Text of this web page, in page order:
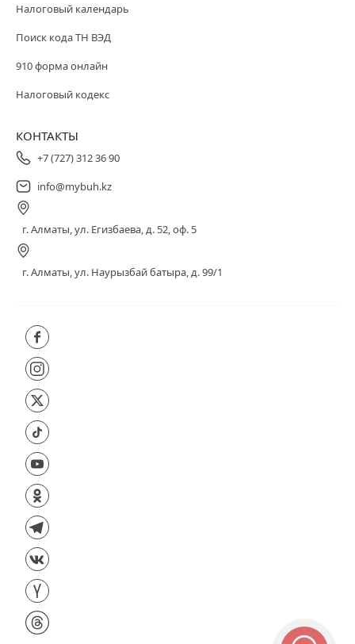
Налоговый календарь
Поиск кода ТН ВЭД
910 форма онлайн
Налоговый кодекс
КОНТАКТЫ
+7 (727) 312 36 90
info@mybuh.kz
г. Алматы, ул. Егизбаева, д. 52, оф. 5
г. Алматы, ул. Наурызбай батыра, д. 99/1